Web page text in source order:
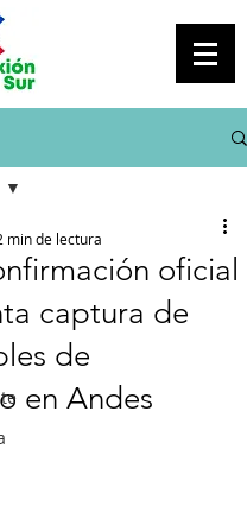
oficial
captura de
de
en Andes
min de lectura